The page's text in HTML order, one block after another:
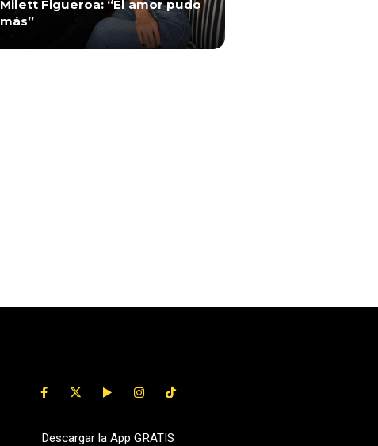
Milett Figueroa: “El amor pudo
más”
Descargar la App GRATIS